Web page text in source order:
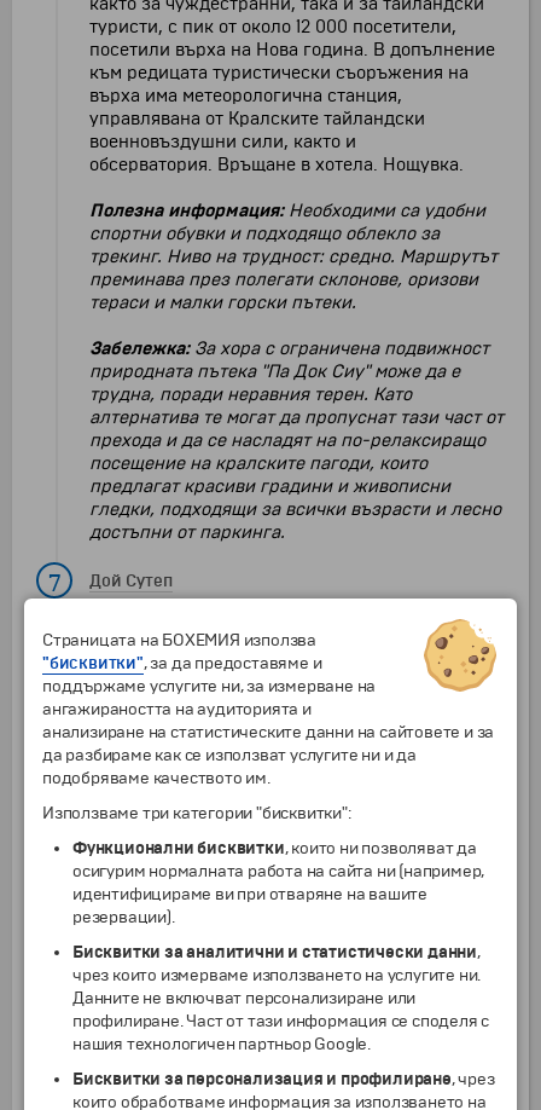
туристи, с пик от около 12 000 посетители,
посетили върха на Нова година. В допълнение
към редицата туристически съоръжения на
върха има метеорологична станция,
управлявана от Кралските тайландски
военновъздушни сили, както и
обсерватория. Връщане в хотела. Нощувка.
Полезна информация: Необходими са удобни
спортни обувки и подходящо облекло за
трекинг. Ниво на трудност: средно. Маршрутът
преминава през полегати склонове, оризови
тераси и малки горски пътеки.
Забележка:За хора с ограничена подвижност
природната пътека "Па Док Сиу" може да е
трудна, поради неравния терен. Като
алтернатива те могат да пропуснат тази част от
прехода и да се насладят на по-релаксиращо
посещение на кралските пагоди, които
предлагат красиви градини и живописни
гледки, подходящи за всички възрасти и лесно
достъпни от паркинга.
7 Дой Сутеп
планинска местност"Дой Сутеп"
Посещение на
древния будисткия храм, който е разположен
на 1073 м. надм. височина и се намира на 15 км.
от Чианг Май. Разположен на върха на
залесената планина с разкошна гледка към
града, този най-свещен храм на Чианг Май
съхранява богатство от изображения на Буда,
306-те стъпала на стълбището "Нага", за да
стигнете до храма. Връщане в града.
Посещение на"Ват Чеди Луанг"- известен като
„Храмът на великата ступа“, разположен в
историческата част на града. Строеж на храма
планира да погребе праха на своя баща на това
място. След 10 години строителство храмът е
оставен недовършен, но по-късно
строителството продъжава след смъртта на
краля от неговата вдовица. Поради проблеми
със стабилността, строежът е завършен в
средата на 15 век с височина от 82 м. и с
Страницата на БОХЕМИЯ използва
"бисквитки", за да предоставяме и
поддържаме услугите ни, за измерване на
ангажираността на аудиторията и
анализиране на статистическите данни на сайтовете и за
да разбираме как се използват услугите ни и да
подобряваме качеството им.
Използваме три категории "бисквитки":
Функционални бисквитки, които ни позволяват да
осигурим нормалната работа на сайта ни (например,
идентифицираме ви при отваряне на вашите
резервации).
Бисквитки за аналитични и статистически данни,
чрез които измерваме използването на услугите ни.
Данните не включват персонализиране или
профилиране. Част от тази информация се споделя с
нашия технологичен партньор Google.
Бисквитки за персонализация и профилиране, чрез
които обработваме информация за използването на